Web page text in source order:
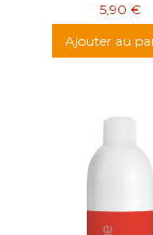
5,90 €
Ajouter au